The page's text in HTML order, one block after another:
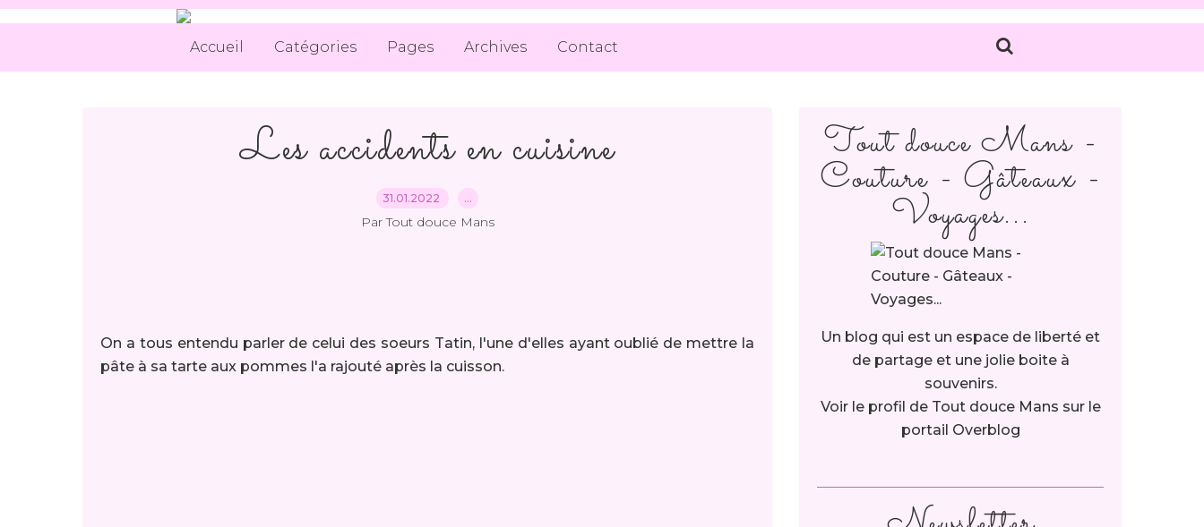
Accueil Catégories Pages Archives Contact
Les accidents en cuisine
31.01.2022 …
Par Tout douce Mans
On a tous entendu parler de celui des soeurs Tatin, l'une d'elles ayant oublié de mettre la
pâte à sa tarte aux pommes l'a rajouté après la cuisson.
Tout douce Mans -
Couture - Gâteaux -
Voyages...
Un blog qui est un espace de liberté et
de partage et une jolie boite à
souvenirs.
Voir le profil de Tout douce Mans sur le
portail Overblog